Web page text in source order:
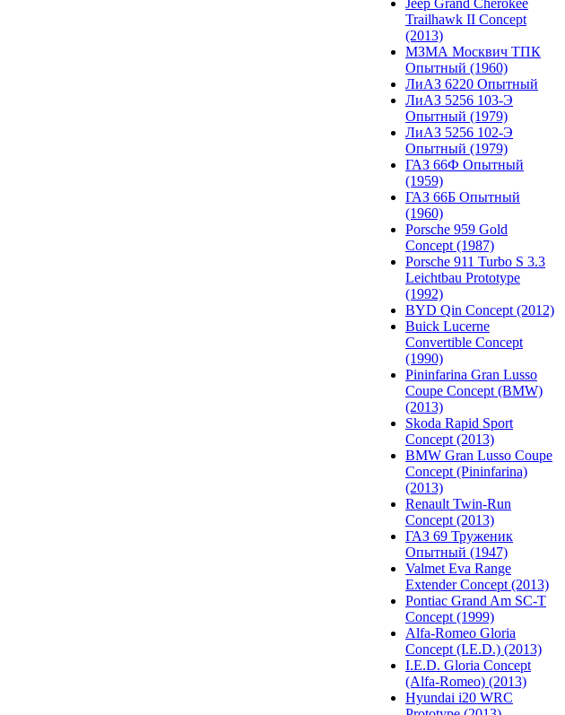
Jeep Grand Cherokee
Trailhawk II Concept
(2013)
МЗМА Москвич ТПК
Опытный (1960)
ЛиАЗ 6220 Опытный
ЛиАЗ 5256 103-Э
Опытный (1979)
ЛиАЗ 5256 102-Э
Опытный (1979)
ГАЗ 66Ф Опытный
(1959)
ГАЗ 66Б Опытный
(1960)
Porsche 959 Gold
Concept (1987)
Porsche 911 Turbo S 3.3
Leichtbau Prototype
(1992)
BYD Qin Concept (2012)
Buick Lucerne
Convertible Concept
(1990)
Pininfarina Gran Lusso
Coupe Concept (BMW)
(2013)
Skoda Rapid Sport
Concept (2013)
BMW Gran Lusso Coupe
Concept (Pininfarina)
(2013)
Renault Twin-Run
Concept (2013)
ГАЗ 69 Труженик
Опытный (1947)
Valmet Eva Range
Extender Concept (2013)
Pontiac Grand Am SC-T
Concept (1999)
Alfa-Romeo Gloria
Concept (I.E.D.) (2013)
I.E.D. Gloria Concept
(Alfa-Romeo) (2013)
Hyundai i20 WRC